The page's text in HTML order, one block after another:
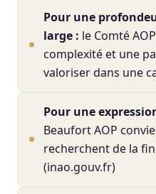
Pour une
large : le Comté
complexité et une
valoriser dans une
Pour une
Beaufort AOP
recherchent de la
(inao.gouv.fr)